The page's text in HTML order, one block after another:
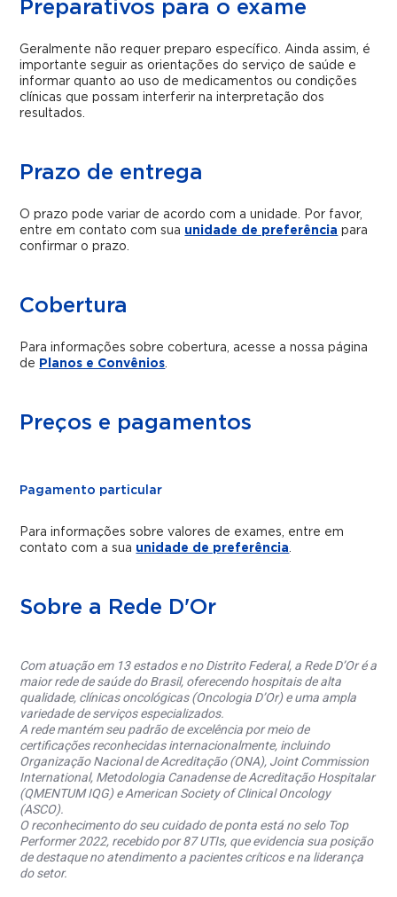
Preparativos para o exame
Geralmente não requer preparo específico. Ainda assim, é
importante seguir as orientações do serviço de saúde e
informar quanto ao uso de medicamentos ou condições
clínicas que possam interferir na interpretação dos
resultados.
Prazo de entrega
O prazo pode variar de acordo com a unidade. Por favor,
entre em contato com sua unidade de preferência para
confirmar o prazo.
Cobertura
Para informações sobre cobertura, acesse a nossa página
de Planos e Convênios.
Preços e pagamentos
Pagamento particular
Para informações sobre valores de exames, entre em
contato com a sua unidade de preferência.
Sobre a Rede D'Or
Com atuação em 13 estados e no Distrito Federal, a Rede D’Or é a
maior rede de saúde do Brasil, oferecendo hospitais de alta
qualidade, clínicas oncológicas (Oncologia D’Or) e uma ampla
variedade de serviços especializados.
A rede mantém seu padrão de excelência por meio de
certificações reconhecidas internacionalmente, incluindo
Organização Nacional de Acreditação (ONA), Joint Commission
International, Metodologia Canadense de Acreditação Hospitalar
(QMENTUM IQG) e American Society of Clinical Oncology
(ASCO).
O reconhecimento do seu cuidado de ponta está no selo Top
Performer 2022, recebido por 87 UTIs, que evidencia sua posição
de destaque no atendimento a pacientes críticos e na liderança
do setor.